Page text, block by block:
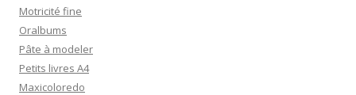
Motricité fine
Oralbums
Pâte à modeler
Petits livres A4
Maxicoloredo